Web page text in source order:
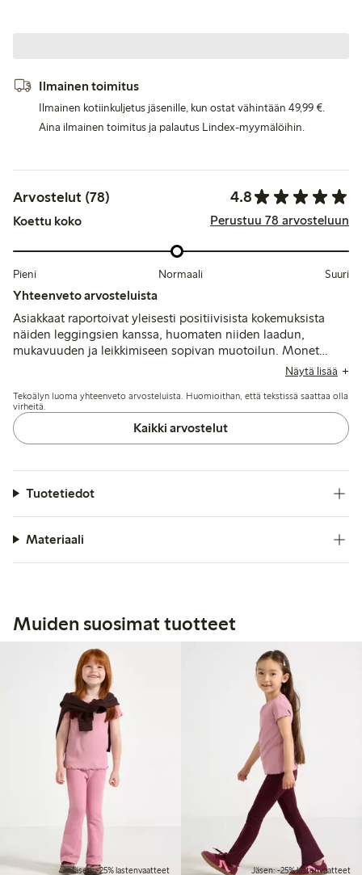
Ilmainen toimitus
Ilmainen kotiinkuljetus jäsenille, kun ostat vähintään 49,99 €.
Aina ilmainen toimitus ja palautus Lindex-myymälöihin.
Arvostelut (78) 4.8
Koettu koko Perustuu 78 arvosteluun
Pieni Normaali Suuri
Yhteenveto arvosteluista
Asiakkaat raportoivat yleisesti positiivisista kokemuksista
näiden leggingsien kanssa, huomaten niiden laadun,
mukavuuden ja leikkimiseen sopivan muotoilun. Monet
arvostavat säädettävää vyötäröä ja kestävyysominaisuuksia,
myötä. Kuitenkin jotkut mainitsevat koko- ja pituusongelmia
pesun jälkeen sekä toivovat paksumpaa kangasta. Kaiken
kaikkiaan leggingsit nähdään luotettavana valintana
aktiivisille lapsille.
Näytä lisää
Tekoälyn luoma yhteenveto arvosteluista. Huomioithan, että tekstissä saattaa olla
virheitä.
Kaikki arvostelut
Tuotetiedot
Materiaali
Muiden suosimat tuotteet
Jäsen: -25% lastenvaatteet Jäsen: -25% lastenvaatteet